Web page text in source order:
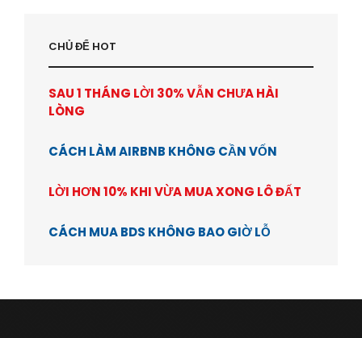
CHỦ ĐỂ HOT
SAU 1 THÁNG LỜI 30% VẪN CHƯA HÀI
LÒNG
CÁCH LÀM AIRBNB KHÔNG CẦN VỐN
LỜI HƠN 10% KHI VỪA MUA XONG LÔ ĐẤT
CÁCH MUA BDS KHÔNG BAO GIỜ LỖ